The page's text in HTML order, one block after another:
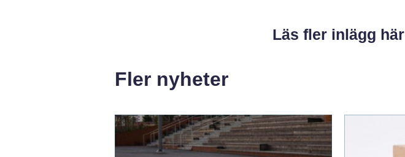
Läs fler inlägg här
Fler nyheter